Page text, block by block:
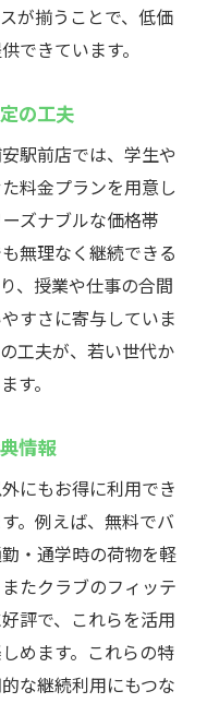
が揃うことで、低価
できています。
の工夫
駅前店では、学生や
料金プランを用意し
ズナブルな価格帯
無理なく継続できる
、授業や仕事の合間
すさに寄与していま
工夫が、若い世代か
す。
情報
にもお得に利用でき
。例えば、無料でバ
・通学時の荷物を軽
たクラブのフィッテ
評で、これらを活用
めます。これらの特
な継続利用にもつな